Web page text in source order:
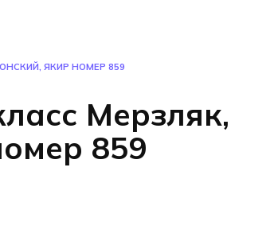
ЯКИР НОМЕР 859
Мерзляк,
859